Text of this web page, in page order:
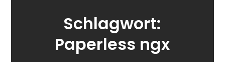
Schlagwort:
Paperless ngx